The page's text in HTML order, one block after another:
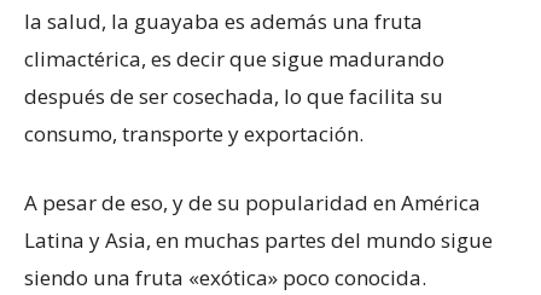
la salud, la guayaba es además una fruta
climactérica, es decir que sigue madurando
después de ser cosechada, lo que facilita su
consumo, transporte y exportación.
A pesar de eso, y de su popularidad en América
Latina y Asia, en muchas partes del mundo sigue
siendo una fruta «exótica» poco conocida.